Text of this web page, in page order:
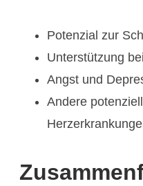
Potenzial zur
Unterstützung
Angst und
Andere